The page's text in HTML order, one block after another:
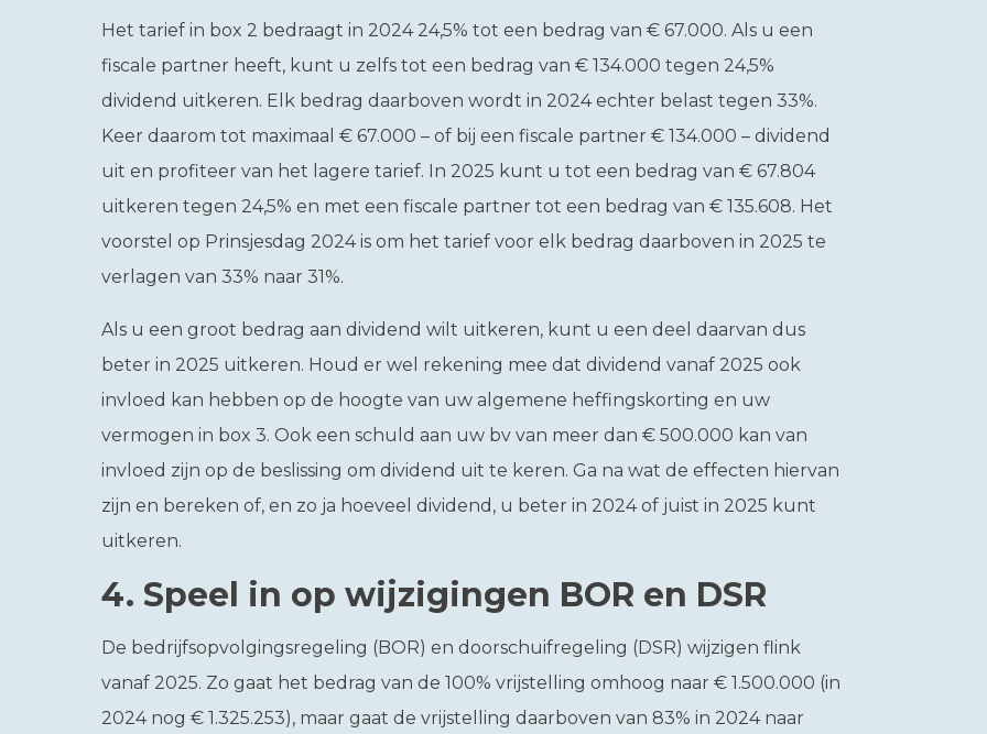
Het tarief in box 2 bedraagt in 2024 24,5% tot een bedrag van € 67.000. Als u een
fiscale partner heeft, kunt u zelfs tot een bedrag van € 134.000 tegen 24,5%
dividend uitkeren. Elk bedrag daarboven wordt in 2024 echter belast tegen 33%.
Keer daarom tot maximaal € 67.000 – of bij een fiscale partner € 134.000 – dividend
uit en profiteer van het lagere tarief. In 2025 kunt u tot een bedrag van € 67.804
uitkeren tegen 24,5% en met een fiscale partner tot een bedrag van € 135.608. Het
voorstel op Prinsjesdag 2024 is om het tarief voor elk bedrag daarboven in 2025 te
verlagen van 33% naar 31%.
Als u een groot bedrag aan dividend wilt uitkeren, kunt u een deel daarvan dus
beter in 2025 uitkeren. Houd er wel rekening mee dat dividend vanaf 2025 ook
invloed kan hebben op de hoogte van uw algemene heffingskorting en uw
vermogen in box 3. Ook een schuld aan uw bv van meer dan € 500.000 kan van
invloed zijn op de beslissing om dividend uit te keren. Ga na wat de effecten hiervan
zijn en bereken of, en zo ja hoeveel dividend, u beter in 2024 of juist in 2025 kunt
uitkeren.
4. Speel in op wijzigingen BOR en DSR
De bedrijfsopvolgingsregeling (BOR) en doorschuifregeling (DSR) wijzigen flink
vanaf 2025. Zo gaat het bedrag van de 100% vrijstelling omhoog naar € 1.500.000 (in
2024 nog € 1.325.253), maar gaat de vrijstelling daarboven van 83% in 2024 naar